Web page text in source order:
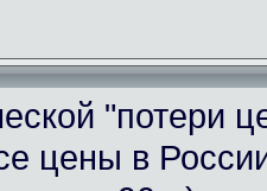
"потери
цены в